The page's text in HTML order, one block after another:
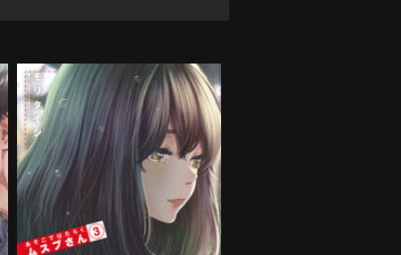
あそこではたらくムスブさん
購入する